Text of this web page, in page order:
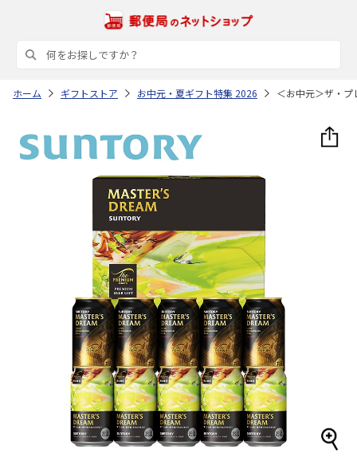
ホーム ギフトストア お中元・夏ギフト特集 2026 ＜お中元＞ザ・